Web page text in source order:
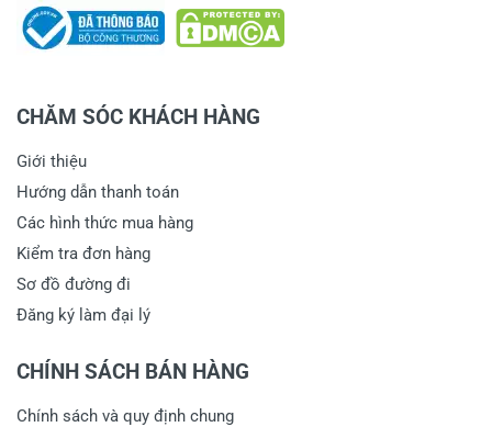
CHĂM SÓC KHÁCH HÀNG
Giới thiệu
Hướng dẫn thanh toán
Các hình thức mua hàng
Kiểm tra đơn hàng
Sơ đồ đường đi
Đăng ký làm đại lý
CHÍNH SÁCH BÁN HÀNG
Chính sách và quy định chung